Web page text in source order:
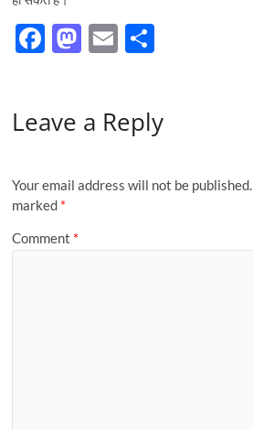
F
b
o
k
M
d
n
E
e
Leave a Reply
Your email address will not be published.
marked *
Comment *